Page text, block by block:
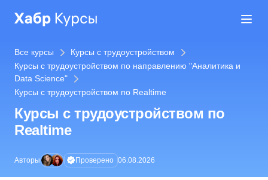
Все курсы
Курсы с трудоустройством
Курсы с трудоустройством по направлению "Аналитика и
Data Science"
Курсы с трудоустройством по Realtime
Курсы с трудоустройством по
Realtime
Авторы Проверено 06.08.2026